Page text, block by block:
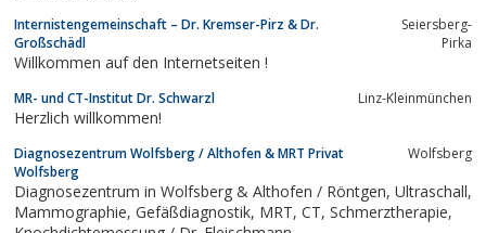
Internistengemeinschaft – Dr. Kremser-Pirz & Dr.
Großschädl
Seiersberg-
Pirka
Willkommen auf den Internetseiten !
MR- und CT-Institut Dr. Schwarzl Linz-Kleinmünchen
Herzlich willkommen!
Diagnosezentrum Wolfsberg / Althofen & MRT Privat
Wolfsberg
Wolfsberg
Diagnosezentrum in Wolfsberg & Althofen / Röntgen, Ultraschall,
Mammographie, Gefäßdiagnostik, MRT, CT, Schmerztherapie,